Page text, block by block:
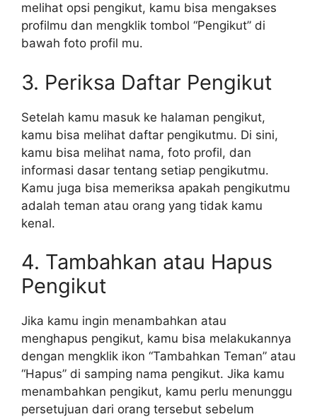
melihat opsi pengikut, kamu bisa mengakses
profilmu dan mengklik tombol “Pengikut” di
bawah foto profil mu.
3. Periksa Daftar Pengikut
Setelah kamu masuk ke halaman pengikut,
kamu bisa melihat daftar pengikutmu. Di sini,
kamu bisa melihat nama, foto profil, dan
informasi dasar tentang setiap pengikutmu.
Kamu juga bisa memeriksa apakah pengikutmu
adalah teman atau orang yang tidak kamu
kenal.
4. Tambahkan atau Hapus
Pengikut
Jika kamu ingin menambahkan atau
menghapus pengikut, kamu bisa melakukannya
dengan mengklik ikon “Tambahkan Teman” atau
“Hapus” di samping nama pengikut. Jika kamu
menambahkan pengikut, kamu perlu menunggu
persetujuan dari orang tersebut sebelum